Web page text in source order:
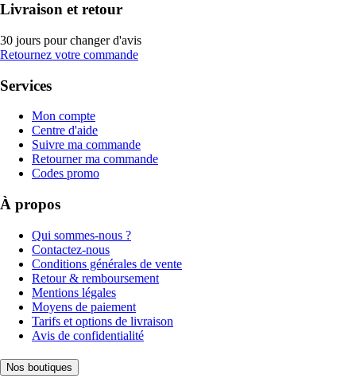
Livraison et retour
30 jours pour changer d'avis
Retournez votre commande
Services
Mon compte
Centre d'aide
Suivre ma commande
Retourner ma commande
Codes promo
À propos
Qui sommes-nous ?
Contactez-nous
Conditions générales de vente
Retour & remboursement
Mentions légales
Moyens de paiement
Tarifs et options de livraison
Avis de confidentialité
Nos boutiques